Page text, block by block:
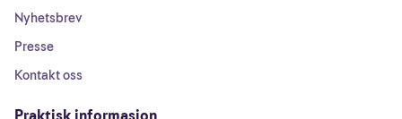
Nyhetsbrev
Presse
Kontakt oss